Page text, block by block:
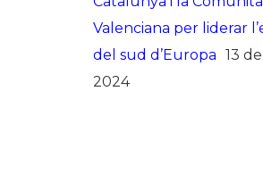
Valenciana per liderar
del sud d’Europa 13
2024